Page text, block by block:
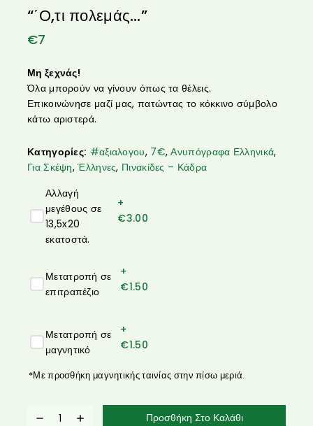
“΄Ο,τι πολεμάς…”
€7
Μη ξεχνάς!
Όλα μπορούν να γίνουν όπως τα θέλεις.
Επικοινώνησε μαζί μας, πατώντας το κόκκινο σύμβολο
κάτω αριστερά.
Κατηγορίες: #αξιαλογου, 7€,Ανυπόγραφα Ελληνικά,
Για Σκέψη,Έλληνες, Πινακίδες – Κάδρα
Αλλαγή
μεγέθους σε
13,5x20
εκατοστά.
+
€3.00
Μετατροπή σε
επιτραπέζιο
+
€1.50
Μετατροπή σε
μαγνητικό
+
€1.50
*Με προσθήκη μαγνητικής ταινίας στην πίσω μεριά.
Προσθήκη Στο Καλάθι